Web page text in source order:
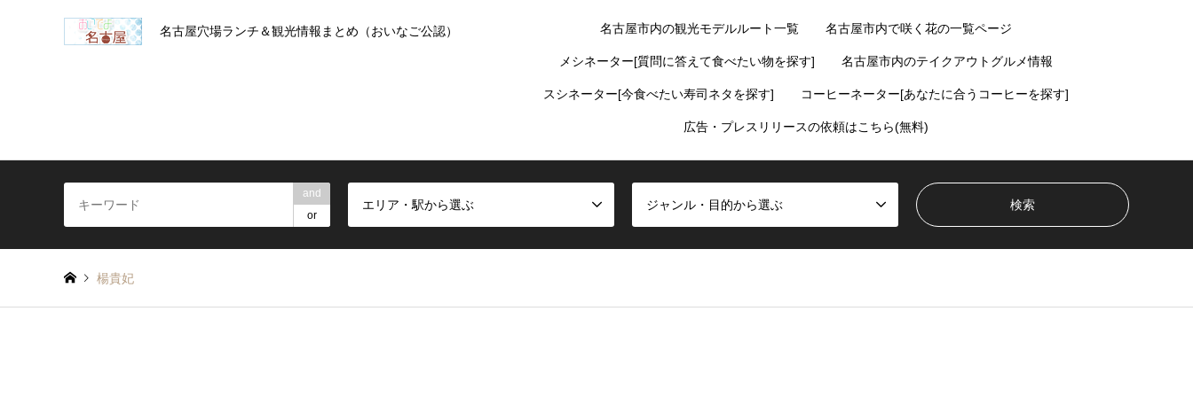
名古屋穴場ランチ＆観光情報まとめ（おいなご公認） 名古屋市内の観光モデルルート一覧 名古屋市内で咲く花の一覧ページ
メシネーター[質問に答えて食べたい物を探す] 名古屋市内のテイクアウトグルメ情報
スシネーター[今食べたい寿司ネタを探す] コーヒーネーター[あなたに合うコーヒーを探す]
広告・プレスリリースの依頼はこちら(無料)
and
or
エリア・駅から選ぶ ジャンル・目的から選ぶ
楊貴妃